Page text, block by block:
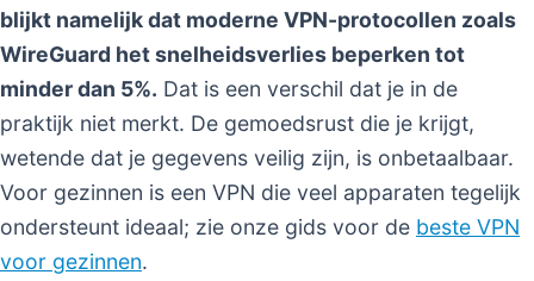
blijkt namelijk dat moderne VPN-protocollen zoals
WireGuard het snelheidsverlies beperken tot
minder dan 5%. Dat is een verschil dat je in de
praktijk niet merkt. De gemoedsrust die je krijgt,
wetende dat je gegevens veilig zijn, is onbetaalbaar.
Voor gezinnen is een VPN die veel apparaten tegelijk
ondersteunt ideaal; zie onze gids voor de beste VPN
voor gezinnen.